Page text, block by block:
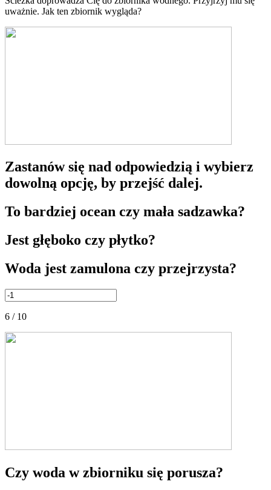
uważnie. Jak ten zbiornik wygląda?
Zastanów się nad odpowiedzią i wybierz
dowolną opcję, by przejść dalej.
To bardziej ocean czy mała sadzawka?
Jest głęboko czy płytko?
Woda jest zamulona czy przejrzysta?
6 / 10
Czy woda w zbiorniku się porusza?